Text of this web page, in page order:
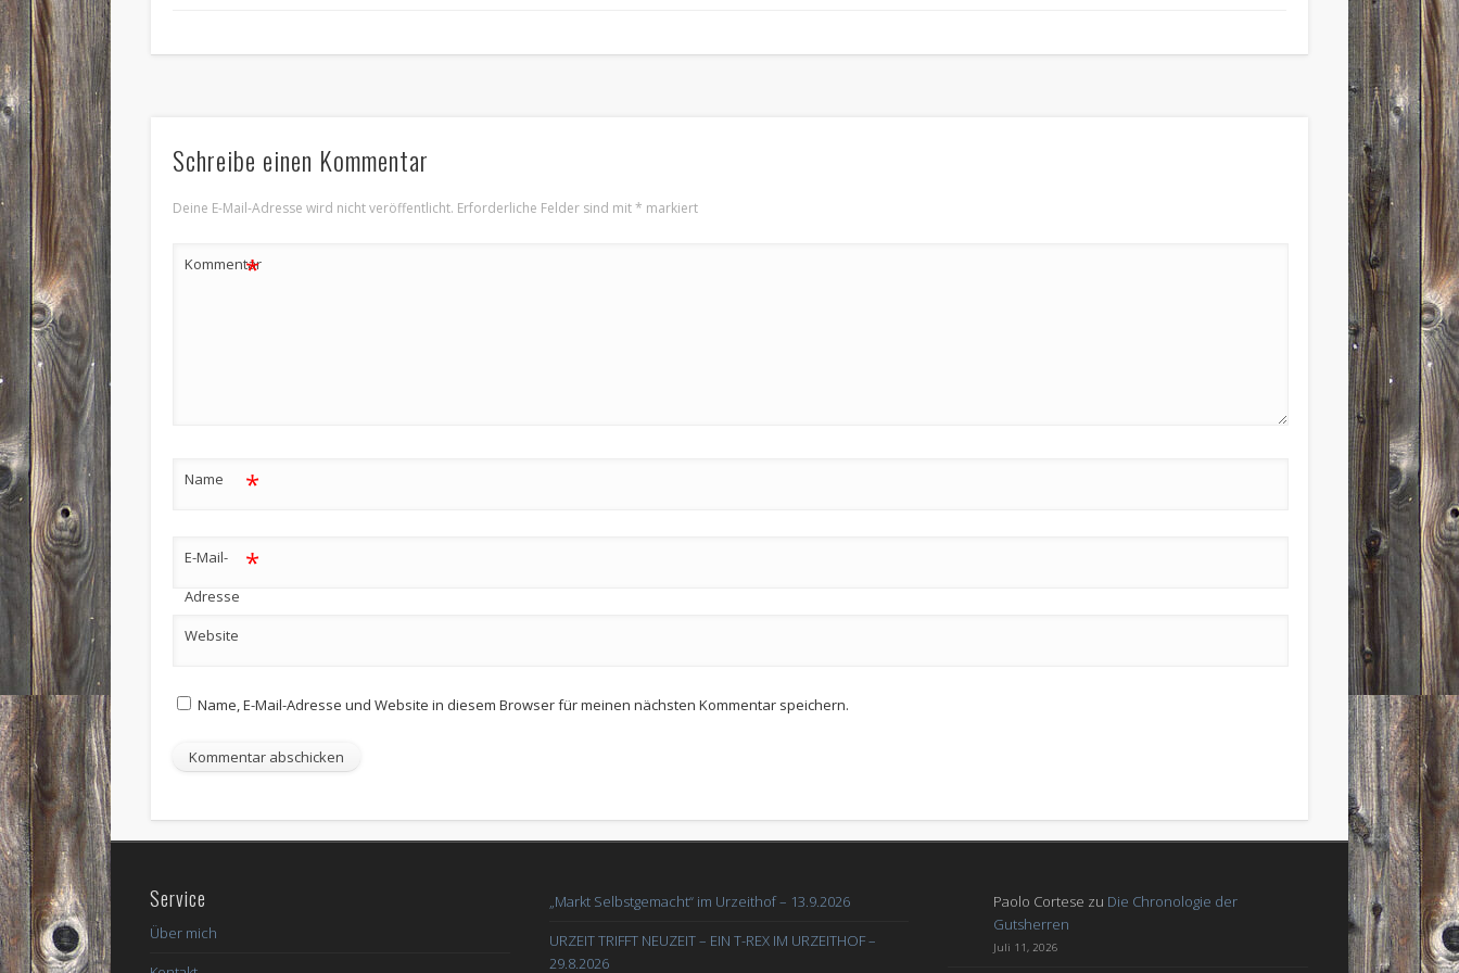
Schreibe einen Kommentar
Deine E-Mail-Adresse wird nicht veröffentlicht. Erforderliche Felder sind mit* markiert
Kommentar
*
Name *
E-Mail-
Adresse
*
Website
Name, E-Mail-Adresse und Website in diesem Browser für meinen nächsten Kommentar speichern.
Service
Über mich
„Markt Selbstgemacht“ im Urzeithof – 13.9.2026
URZEIT TRIFFT NEUZEIT – EIN T-REX IM URZEITHOF –
29.8.2026
Paolo Cortese zu Die Chronologie der
Gutsherren
Juli 11, 2026